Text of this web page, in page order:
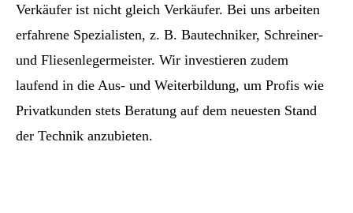
Verkäufer ist nicht gleich Verkäufer. Bei uns arbeiten
erfahrene Spezialisten, z. B. Bautechniker, Schreiner-
und Fliesenlegermeister. Wir investieren zudem
laufend in die Aus- und Weiterbildung, um Profis wie
Privatkunden stets Beratung auf dem neuesten Stand
der Technik anzubieten.